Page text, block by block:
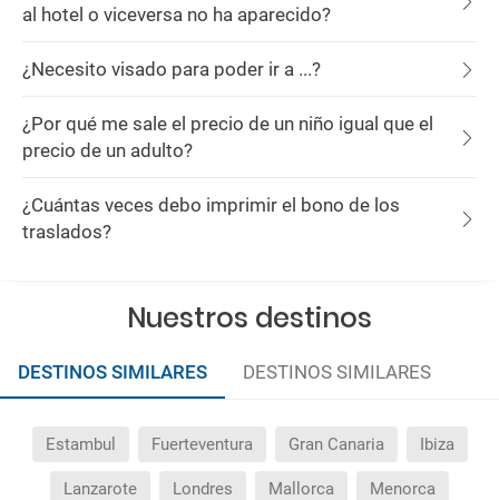
al hotel o viceversa no ha aparecido?
¿Necesito visado para poder ir a ...?
¿Por qué me sale el precio de un niño igual que el
precio de un adulto?
¿Cuántas veces debo imprimir el bono de los
traslados?
Nuestros destinos
DESTINOS SIMILARES DESTINOS SIMILARES
Estambul Fuerteventura Gran Canaria Ibiza
Lanzarote Londres Mallorca Menorca